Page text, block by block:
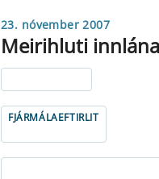
23. nóvember 2007
Meirihluti
FJÁRMÁLAEFTIRLIT